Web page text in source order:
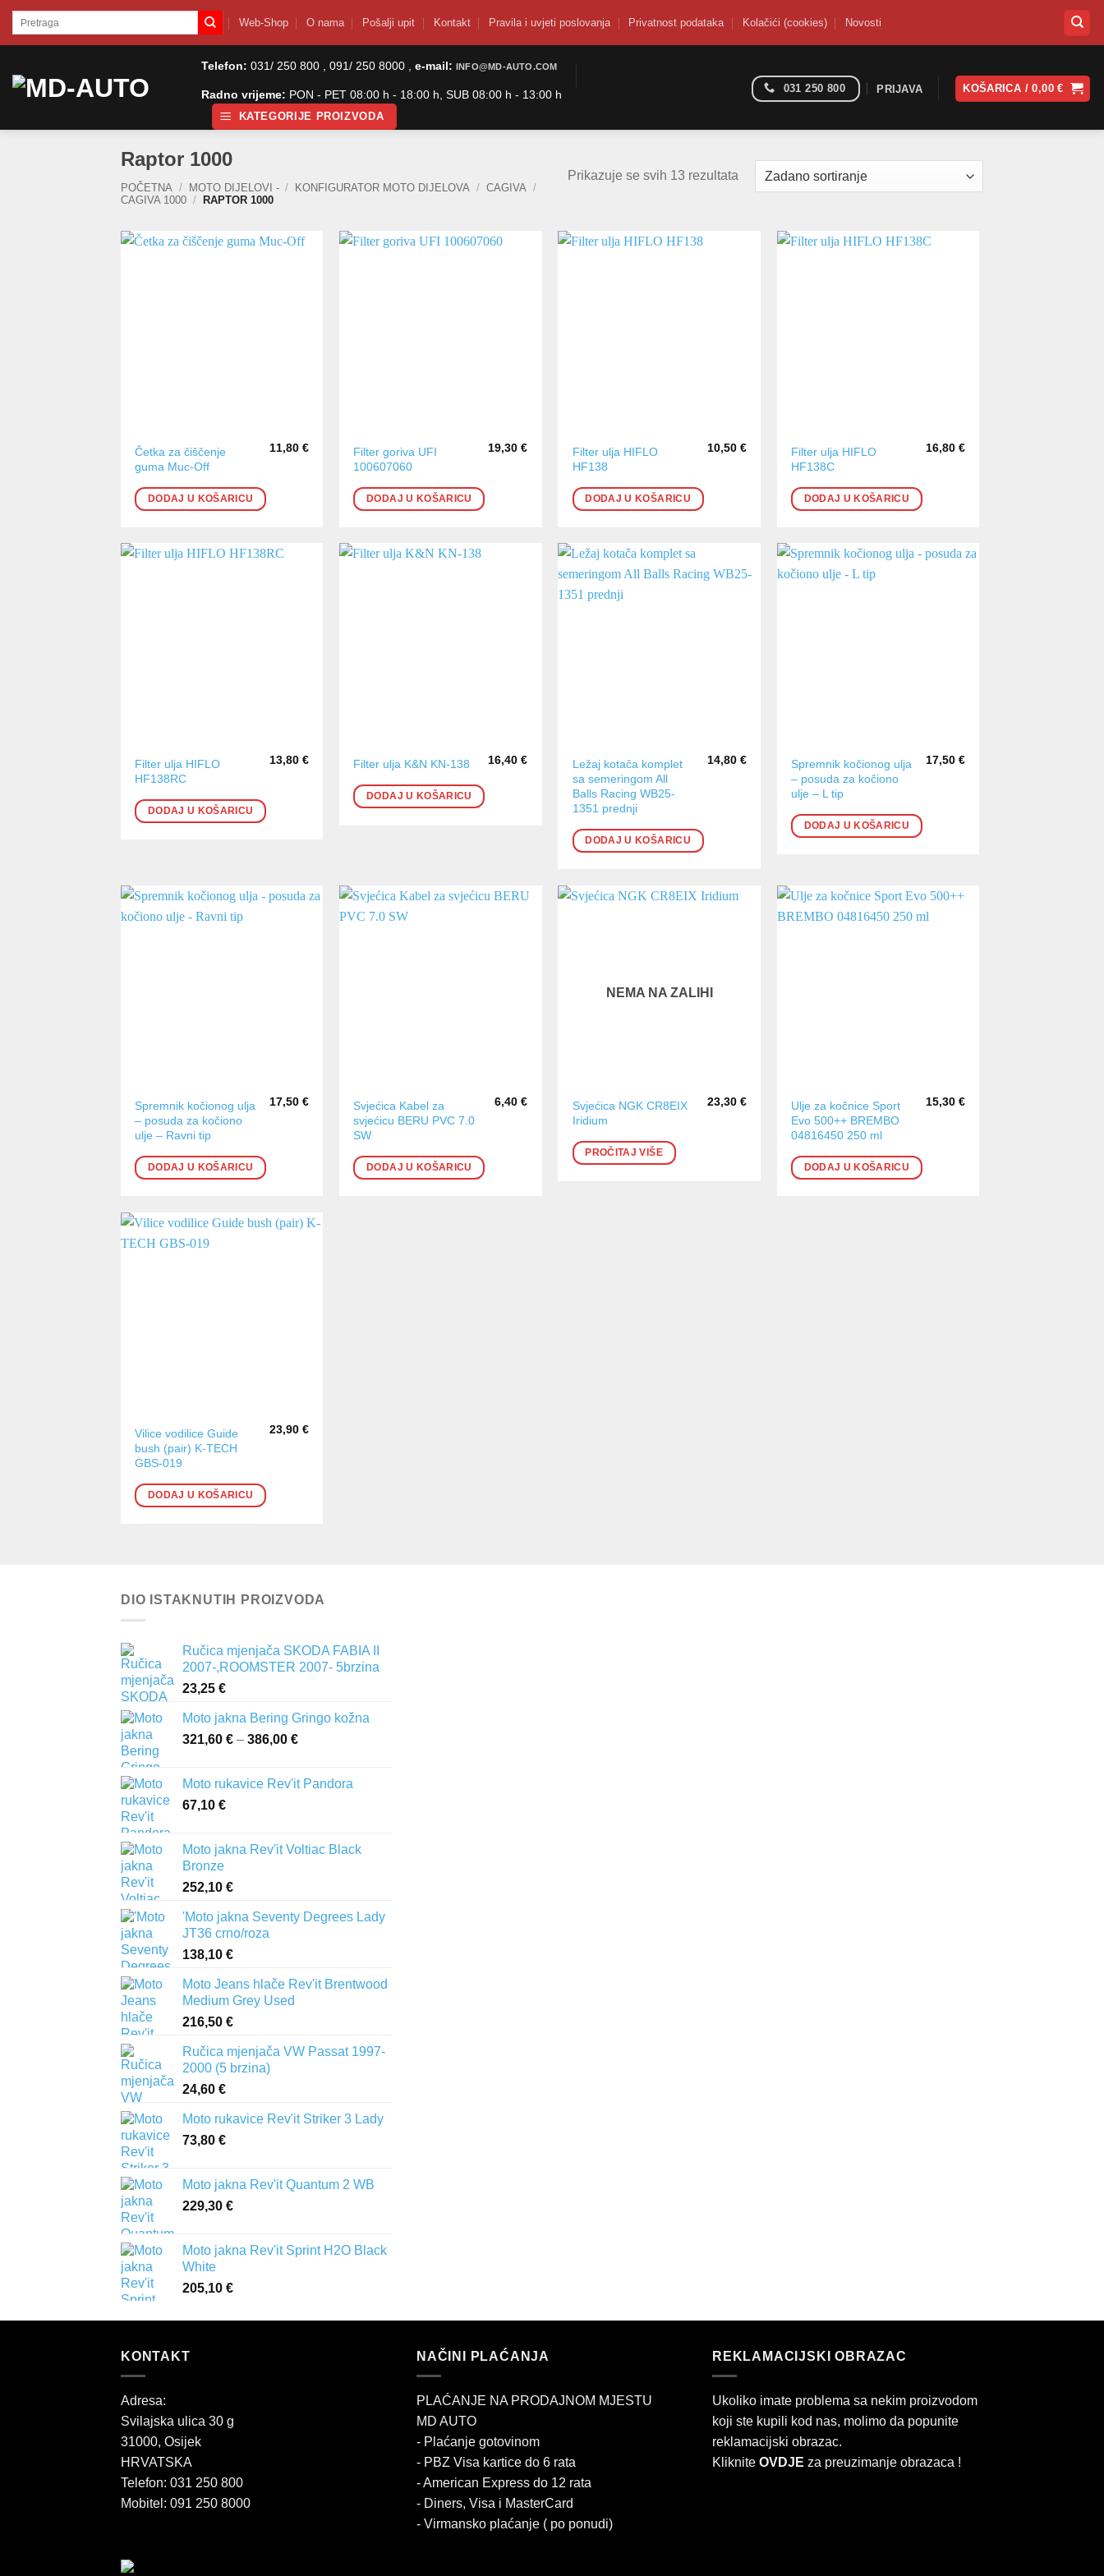
SkipPretraži: Web-Shop O nama Pošalji upit Kontakt Pravila i uvjeti poslovanja Privatnost podataka Kolačići (cookies) Novosti
Telefon: 031/ 250 800 , 091/ 250 8000 , e-mail: INFO@MD-AUTO.COM
Radno vrijeme: PON - PET 08:00 h - 18:00 h, SUB 08:00 h - 13:00 h
KATEGORIJE PROIZVODA
031 250 800 PRIJAVA KOŠARICA /0,00€
Raptor 1000
POČETNA / MOTO DIJELOVI - / KONFIGURATOR MOTO DIJELOVA / CAGIVA /
CAGIVA 1000 / RAPTOR 1000
Prikazuje se svih 13 rezultata
Četka za čiščenje
guma Muc-Off
11,80€
DODAJ U KOŠARICU
Filter goriva UFI
100607060
19,30€
DODAJ U KOŠARICU
Filter ulja HIFLO
HF138
10,50 €
DODAJ U KOŠARICU
Filter ulja HIFLO
HF138C
16,80 €
DODAJ U KOŠARICU
Filter ulja HIFLO
HF138RC
13,80€
DODAJ U KOŠARICU
Filter ulja K&N KN-138 16,40€
DODAJ U KOŠARICU
Ležaj kotača komplet
sa semeringom All
Balls Racing WB25-
1351 prednji
14,80 €
DODAJ U KOŠARICU
Spremnik kočionog ulja
– posuda za kočiono
ulje – L tip
17,50 €
DODAJ U KOŠARICU
Spremnik kočionog ulja
– posuda za kočiono
ulje – Ravni tip
17,50€
DODAJ U KOŠARICU
Svjećica Kabel za
svjećicu BERU PVC 7.0
SW
6,40€
DODAJ U KOŠARICU
NEMA NA ZALIHI
Svjećica NGK CR8EIX
Iridium
23,30 €
PROČITAJ VIŠE
Ulje za kočnice Sport
Evo 500++ BREMBO
04816450 250 ml
15,30 €
DODAJ U KOŠARICU
Vilice vodilice Guide
bush (pair) K-TECH
GBS-019
23,90€
DODAJ U KOŠARICU
DIO ISTAKNUTIH PROIZVODA
Ručica mjenjača SKODA FABIA II
2007-,ROOMSTER 2007- 5brzina
23,25 €
Moto jakna Bering Gringo kožna
321,60 € – 386,00 €
321,60 €
Moto rukavice Rev'it Pandora
67,10 €
Moto jakna Rev'it Voltiac Black
Bronze
252,10 €
'Moto jakna Seventy Degrees Lady
JT36 crno/roza
138,10 €
Moto Jeans hlače Rev'it Brentwood
Medium Grey Used
216,50 €
Ručica mjenjača VW Passat 1997-
2000 (5 brzina)
24,60 €
Moto rukavice Rev'it Striker 3 Lady
73,80 €
Moto jakna Rev'it Quantum 2 WB
229,30 €
Moto jakna Rev'it Sprint H2O Black
White
205,10 €
KONTAKT
Adresa:
Svilajska ulica 30 g
31000, Osijek
HRVATSKA
Telefon: 031 250 800
Mobitel: 091 250 8000
NAČINI PLAĆANJA
PLAĆANJE NA PRODAJNOM MJESTU
MD AUTO
- Plaćanje gotovinom
- PBZ Visa kartice do 6 rata
- American Express do 12 rata
- Diners, Visa i MasterCard
- Virmansko plaćanje ( po ponudi)
REKLAMACIJSKI OBRAZAC
Ukoliko imate problema sa nekim proizvodom
koji ste kupili kod nas, molimo da popunite
reklamacijski obrazac.
Kliknite OVDJE za preuzimanje obrazaca !